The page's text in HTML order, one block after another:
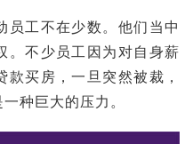
员工不在少数。他们当中
。不少员工因为对自身薪
买房，一旦突然被裁，
种巨大的压力。